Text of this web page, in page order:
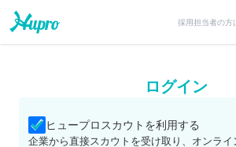
採用担当者の方
ログイン
ヒュープロスカウトを利用する
企業から直接スカウトを受け取り、オンラ